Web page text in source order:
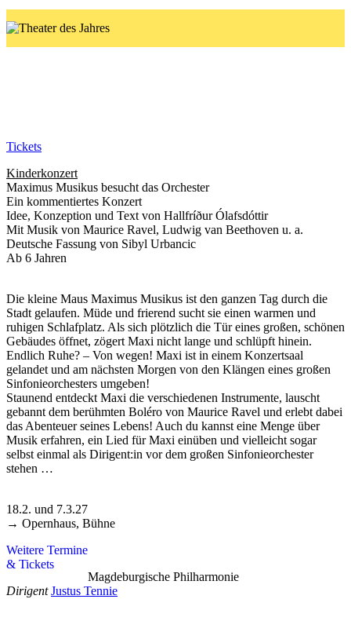
Tickets
Kinderkonzert
Maximus Musikus besucht das Orchester
Ein kommentiertes Konzert
Idee, Konzeption und Text von Hallfríður Ólafsdóttir
Mit Musik von Maurice Ravel, Ludwig van Beethoven u. a.
Deutsche Fassung von Sibyl Urbancic
Ab 6 Jahren
Die kleine Maus Maximus Musikus ist den ganzen Tag durch die
Stadt gelaufen. Müde und frierend sucht sie einen warmen und
ruhigen Schlafplatz. Als sich plötzlich die Tür eines großen, schönen
Gebäudes öffnet, zögert Maxi nicht lange und schlüpft hinein.
Endlich Ruhe? – Von wegen! Maxi ist in einem Konzertsaal
gelandet und am nächsten Morgen von den Klängen eines großen
Sinfonieorchesters umgeben!
Staunend entdeckt Maxi die verschiedenen Instrumente, lauscht
gebannt dem berühmten Boléro von Maurice Ravel und erlebt dabei
das Abenteuer seines Lebens! Auch du kannst eine Menge über
Musik erfahren, ein Lied für Maxi einüben und vielleicht sogar
selbst einmal als Dirigent:in vor dem großen Sinfonieorchester
stehen …
18.2. und 7.3.27
→ Opernhaus, Bühne
Weitere Termine
& Tickets
Magdeburgische Philharmonie
DirigentJustus Tennie